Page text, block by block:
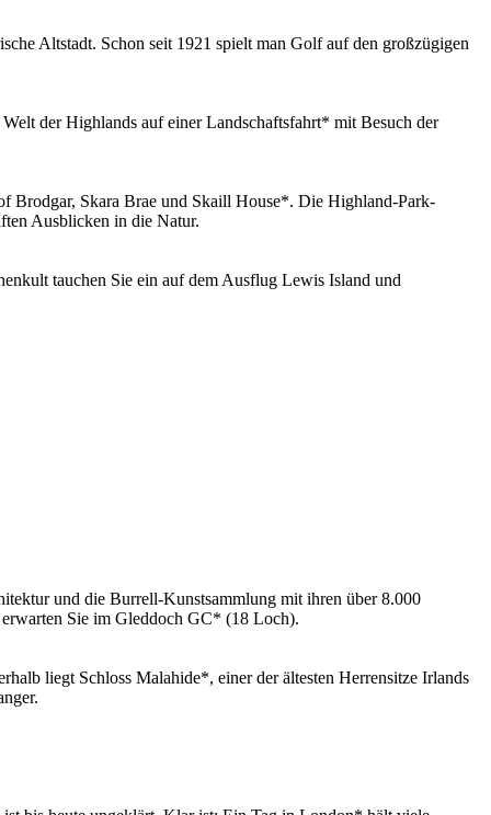
Altstadt. Schon seit 1921 spielt man Golf auf den großzügigen
der Highlands auf einer Landschaftsfahrt* mit Besuch der
Brodgar, Skara Brae und Skaill House*. Die Highland-Park-
Ausblicken in die Natur.
tauchen Sie ein auf dem Ausflug Lewis Island und
und die Burrell-Kunstsammlung mit ihren über 8.000
Sie im Gleddoch GC* (18 Loch).
liegt Schloss Malahide*, einer der ältesten Herrensitze Irlands